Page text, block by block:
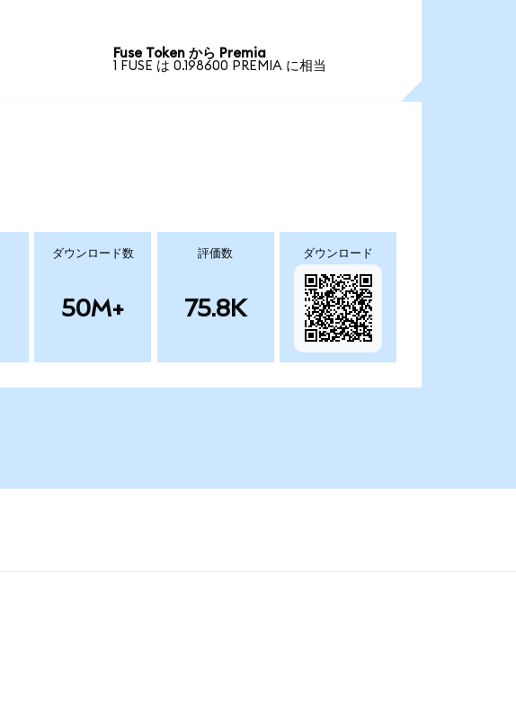
Fuse Token から Premia
1 FUSE は 0.198600 PREMIA に相当
ダウンロード数
50M+
評価数
75.8K
ダウンロード